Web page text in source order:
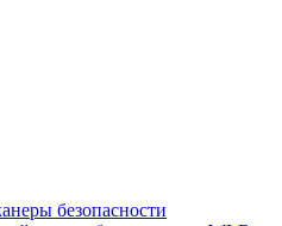
безопасности